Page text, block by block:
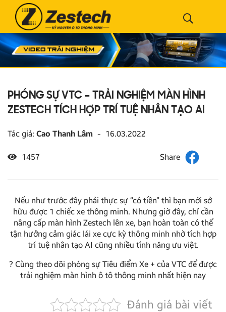
PHÓNG SỰ VTC – TRẢI NGHIỆM MÀN HÌNH
ZESTECH TÍCH HỢP TRÍ TUỆ NHÂN TẠO AI
Tác giả: Cao Thanh Lâm - 16.03.2022
1457
Nếu như trước đây phải thực sự “có tiền” thì bạn mới sở
hữu được 1 chiếc xe thông minh. Nhưng giờ đây, chỉ cần
nâng cấp màn hình Zestech lên xe, bạn hoàn toàn có thể
tận hưởng cảm giác lái xe cực kỳ thông minh nhờ tích hợp
trí tuệ nhân tạo AI cũng nhiều tính năng ưu việt.
? Cùng theo dõi phóng sự Tiêu điểm Xe + của VTC để được
trải nghiệm màn hình ô tô thông minh nhất hiện nay
Đánh giá bài viết